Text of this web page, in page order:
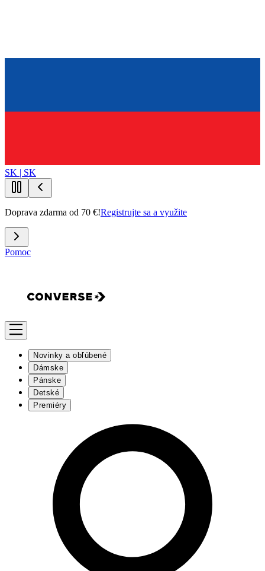
SK | SK
Doprava zdarma od 70 €!Registrujte sa a využite
Pomoc
Novinky a obľúbené
Dámske
Pánske
Detské
Premiéry